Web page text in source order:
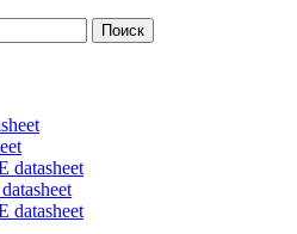
datasheet
datasheet